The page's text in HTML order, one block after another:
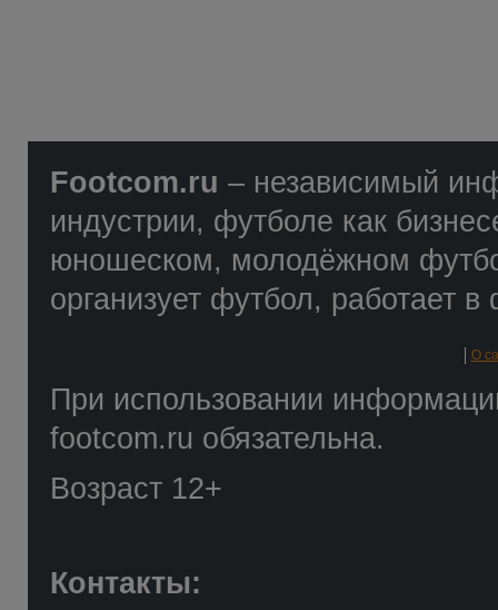
Footcom.ru – независимый
индустрии, футболе как
юношеском, молодёжном
организует футбол, работает
О
При использовании
footcom.ru обязательна.
Возраст 12+
Контакты: